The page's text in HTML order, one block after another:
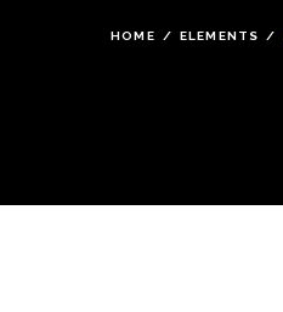
HOME / ELEMENTS /